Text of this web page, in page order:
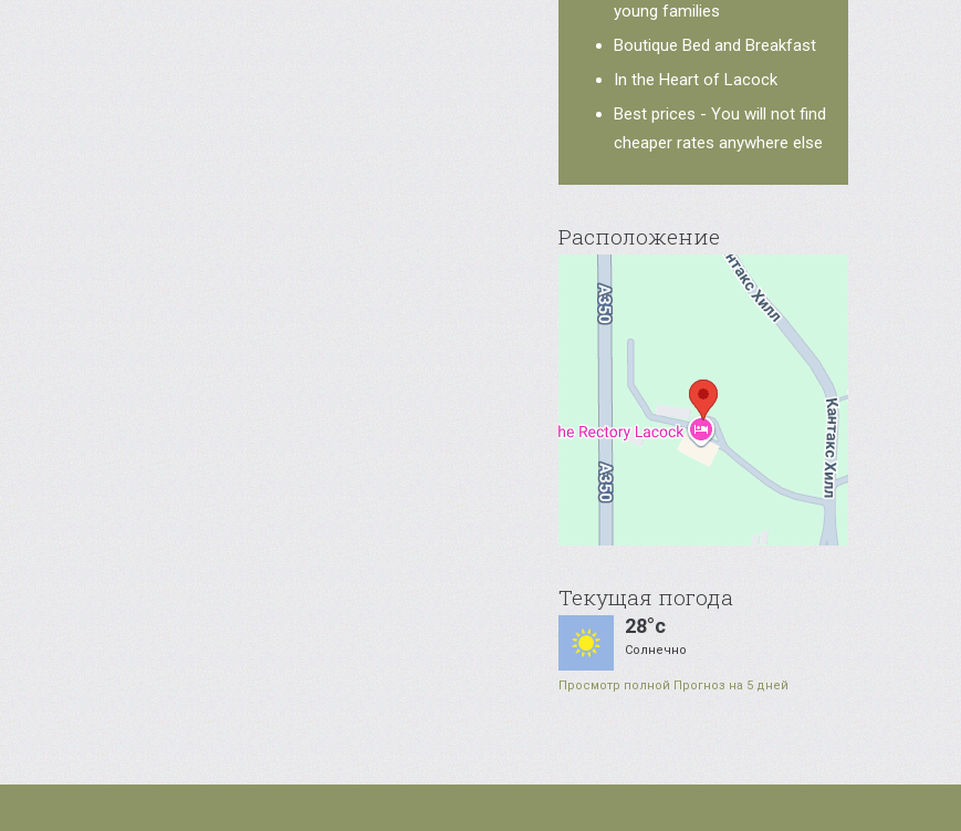
young families
Boutique Bed and Breakfast
In the Heart of Lacock
Best prices - You will not find
cheaper rates anywhere else
Расположение
Текущая погода
28°c
Солнечно
Просмотр полной Прогноз на 5 дней